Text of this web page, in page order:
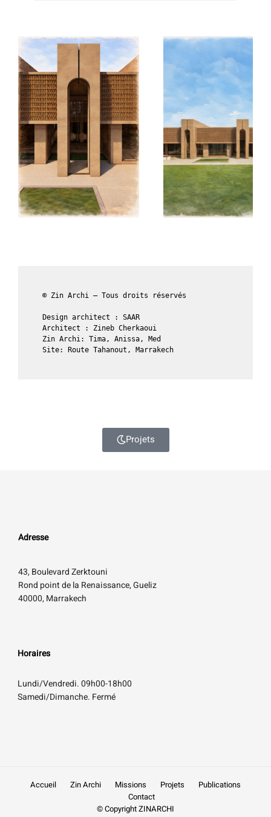
© Zin Archi – Tous droits réservés
Design architect : SAAR
Architect : Zineb Cherkaoui
Zin Archi: Tima, Anissa, Med
Site: Route Tahanout, Marrakech
Projets
Adresse
43, Boulevard Zerktouni
Rond point de la Renaissance, Gueliz
40000, Marrakech
Horaires
Lundi/Vendredi. 09h00-18h00
Samedi/Dimanche. Fermé
Accueil Zin Archi Missions Projets
Publications
Contact
© Copyright ZINARCHI